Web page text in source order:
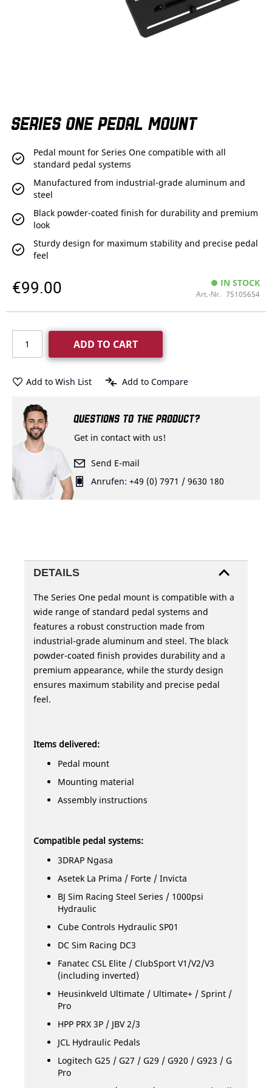
SERIES ONE PEDAL MOUNT
Pedal mount for Series One compatible with all
standard pedal systems
Manufactured from industrial-grade aluminum and
steel
Black powder-coated finish for durability and premium
look
Sturdy design for maximum stability and precise pedal
feel
€99.00 IN STOCK
Art.-Nr. 75105654
ADD TO CART
Add to Wish List Add to Compare
to
the
of
images
gallery
QUESTIONS TO THE PRODUCT?
Get in contact with us!
Send E-mail
Anrufen: +49 (0) 7971 / 9630 180
DETAILS
The Series One pedal mount is compatible with a
wide range of standard pedal systems and
features a robust construction made from
industrial-grade aluminum and steel. The black
powder-coated finish provides durability and a
premium appearance, while the sturdy design
ensures maximum stability and precise pedal
feel.
Items delivered:
Pedal mount
Mounting material
Assembly instructions
Compatible pedal systems:
3DRAP Ngasa
Asetek La Prima / Forte / Invicta
BJ Sim Racing Steel Series / 1000psi
Hydraulic
Cube Controls Hydraulic SP01
DC Sim Racing DC3
Fanatec CSL Elite / ClubSport V1/V2/V3
(including inverted)
Heusinkveld Ultimate / Ultimate+ / Sprint /
Pro
HPP PRX 3P / JBV 2/3
JCL Hydraulic Pedals
Logitech G25 / G27 / G29 / G920 / G923 / G
Pro